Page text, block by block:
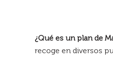
¿Qué es un plan de
recoge en diversos